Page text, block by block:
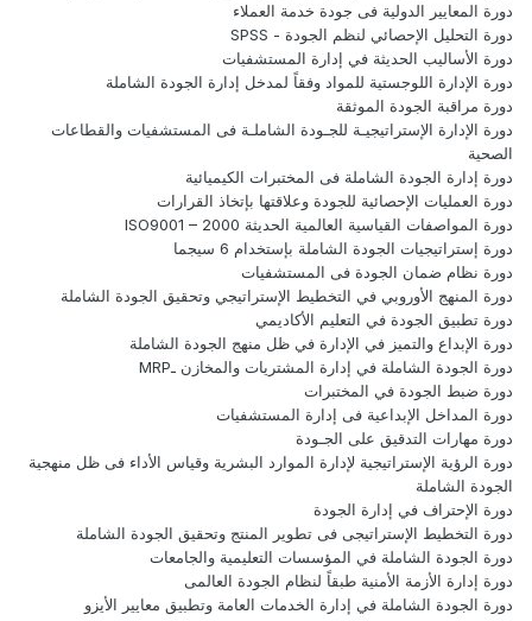
دورة المعايير الدولية فى جودة خدمة العملاء
دورة التحليل الإحصائي لنظم الجودة - SPSS
دورة الأساليب الحديثة في إدارة المستشفيات
دورة الإدارة اللوجستية للمواد وفقاً لمدخل إدارة الجودة الشاملة
دورة مراقبة الجودة الموثقة
دورة الإدارة الإستراتيجيـة للجـودة الشاملـة فى المستشفيات والقطاعات
الصحية
دورة إدارة الجودة الشاملة فى المختبرات الكيميائية
دورة العمليات الإحصائية للجودة وعلاقتها بإتخاذ القرارات
دورة المواصفات القياسية العالمية الحديثة ISO9001 – 2000
دورة إستراتيجيات الجودة الشاملة بإستخدام 6 سيجما
دورة نظام ضمان الجودة فى المستشفيات
دورة المنهج الأوروبي في التخطيط الإستراتيجي وتحقيق الجودة الشاملة
دورة تطبيق الجودة في التعليم الأكاديمي
دورة الإبداع والتميز في الإدارة في ظل منهج الجودة الشاملة
دورة الجودة الشاملة في إدارة المشتريات والمخازن ـMRP
دورة ضبط الجودة في المختبرات
دورة المداخل الإبداعية فى إدارة المستشفيات
دورة مهارات التدقيق على الجـودة
دورة الرؤية الإستراتيجية لإدارة الموارد البشرية وقياس الأداء فى ظل منهجية
الجودة الشاملة
دورة الإحتراف في إدارة الجودة
دورة التخطيط الإستراتيجى فى تطوير المنتج وتحقيق الجودة الشاملة
دورة الجودة الشاملة في المؤسسات التعليمية والجامعات
دورة إدارة الأزمة الأمنية طبقاً لنظام الجودة العالمى
دورة الجودة الشاملة في إدارة الخدمات العامة وتطبيق معايير الأيزو